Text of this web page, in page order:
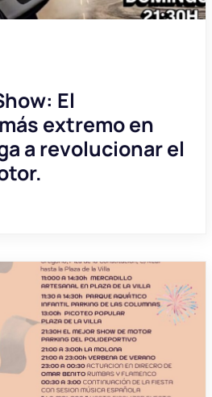
El
extremo en
a revolucionar el